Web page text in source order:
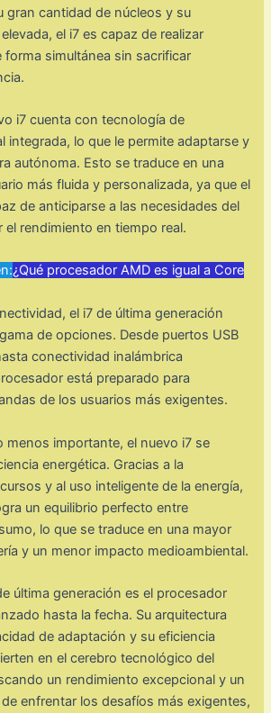
gran cantidad de núcleos y su
el i7 es capaz de realizar
forma simultánea sin sacrificar
i7 cuenta con tecnología de
integrada, lo que le permite adaptarse y
autónoma. Esto se traduce en una
más fluida y personalizada, ya que el
de anticiparse a las necesidades del
el rendimiento en tiempo real.
¿Qué procesador AMD es igual a Core
el i7 de última generación
de opciones. Desde puertos USB
conectividad inalámbrica
está preparado para
de los usuarios más exigentes.
menos importante, el nuevo i7 se
energética. Gracias a la
y al uso inteligente de la energía,
un equilibrio perfecto entre
lo que se traduce en una mayor
y un menor impacto medioambiental.
última generación es el procesador
hasta la fecha. Su arquitectura
de adaptación y su eficiencia
en el cerebro tecnológico del
un rendimiento excepcional y un
enfrentar los desafíos más exigentes,